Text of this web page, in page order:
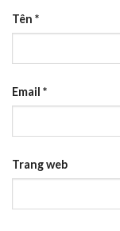
Tên *
Email *
Trang web